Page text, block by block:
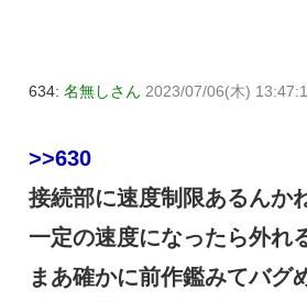
634: 名無しさん 2023/07/06(木)
>>630
接続部に速度制限あるんか
一定の速度になったら外れ
まあ確かに前作鑑みてバグ